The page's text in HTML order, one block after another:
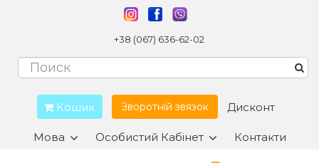
+38 (067) 636-62-02
Кошик Зворотній звязок Дисконт
Мова Особистий Кабінет Контакти